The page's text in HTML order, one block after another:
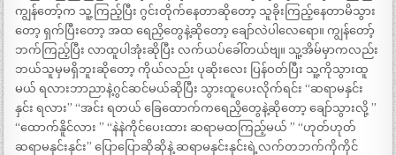
ကျွန်တော့်က သူ့ကြည့်ပြီး ဂွင်းတိုက်နေတာဆိုတော့ သူခိုးကြည့်နေတာမိသွား
တော့ ရှက်ပြီးတော့ အထ ရေညှိတွေနဲ့ဆိုတော့ ချော်လဲပါလေရော။ ကျွန်တော့်
ဘက်ကြည့်ပြီး လာထူပါအုံးဆိုပြီး လက်ယပ်ခေါ်တယ်ဗျ။ သူ့အိမ်မှာကလည်း
ဘယ်သူမှမရှိဘူးဆိုတော့ ကိုယ်လည်း ပုဆိုးလေး ပြန်ဝတ်ပြီး သူ့ကိုသွားထူ
မယ် ရလားဘာညာနဲ့ဂွင်ဆင်မယ်ဆိုပြီး သွားထူပေးလိုက်ရင်း “‌ဆရာမနှင်း
နှင်း ရလား” “‌အင်း ရတယ် ခြေထောက်ကရေညှိတွေနဲ့ဆိုတော့ ချော်သွားလို့ ”
“‌ထောက်နိူင်လား ” “‌နဲနဲကိုင်ပေးထား ဆရာမထကြည့်မယ် ” “‌ဟုတ်ဟုတ်
ဆရာမနှင်းနှင်း” ‌ပြောပြောဆိုဆိုနဲ့ ဆရာမနှင်းနှင်းရဲ့လက်တဘက်ကိုကိုင်